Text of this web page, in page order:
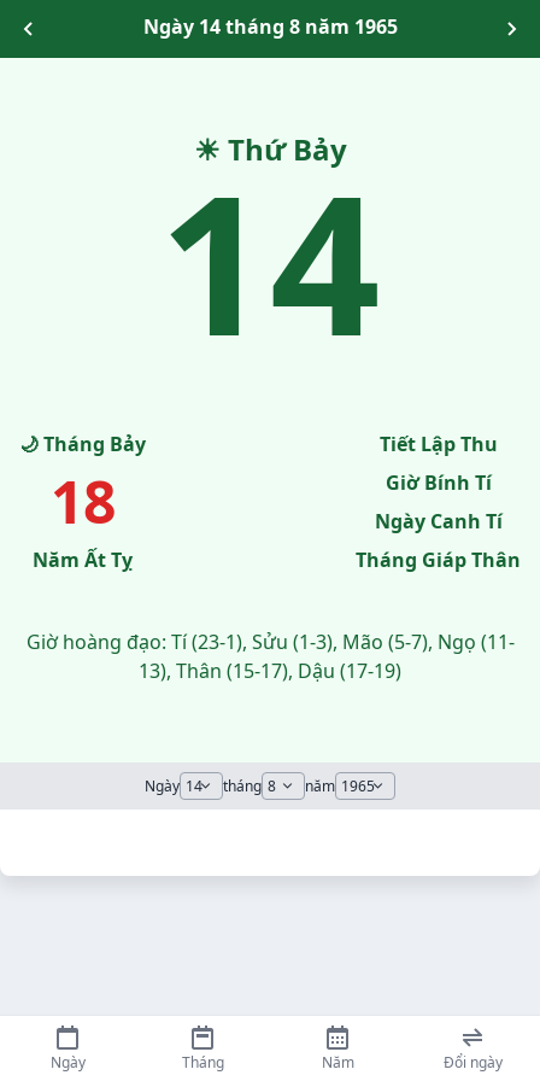
Ngày 14 tháng 8 năm 1965
☀ Thứ Bảy
14
🌙 Tháng Bảy
18
Năm Ất Tỵ
Tiết Lập Thu
Giờ Bính Tí
Ngày Canh Tí
Tháng Giáp Thân
Giờ hoàng đạo: Tí (23-1), Sửu (1-3), Mão (5-7), Ngọ (11-
13), Thân (15-17), Dậu (17-19)
Ngày tháng năm
Ngày Tháng Năm Đổi ngày